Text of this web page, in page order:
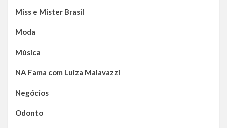
Miss e Mister Brasil
Moda
Música
NA Fama com Luiza Malavazzi
Negócios
Odonto